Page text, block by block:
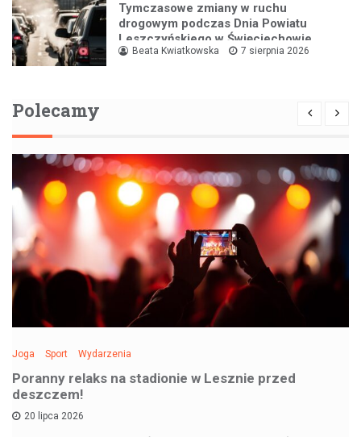
Tymczasowe zmiany w ruchu
drogowym podczas Dnia Powiatu
Leszczyńskiego w Święciechowie
Beata Kwiatkowska 7 sierpnia 2026
Polecamy
Joga Sport Wydarzenia
Poranny relaks na stadionie w Lesznie przed
deszczem!
20 lipca 2026